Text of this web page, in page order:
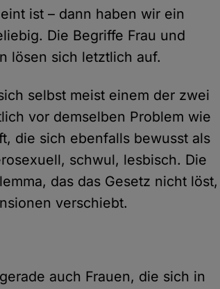
ist – dann haben wir ein
Die Begriffe Frau und
lösen sich letztlich auf.
selbst meist einem der zwei
vor demselben Problem wie
die sich ebenfalls bewusst als
schwul, lesbisch. Die
das das Gesetz nicht löst,
verschiebt.
auch Frauen, die sich in